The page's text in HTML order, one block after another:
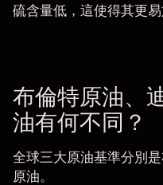
硫含量低，這使得其更易
布倫特原油、
油有何不同？
全球三大原油基準分別
原油。